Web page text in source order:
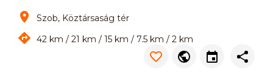
Szob, Köztársaság tér
42 km / 21 km / 15 km / 7.5 km / 2 km